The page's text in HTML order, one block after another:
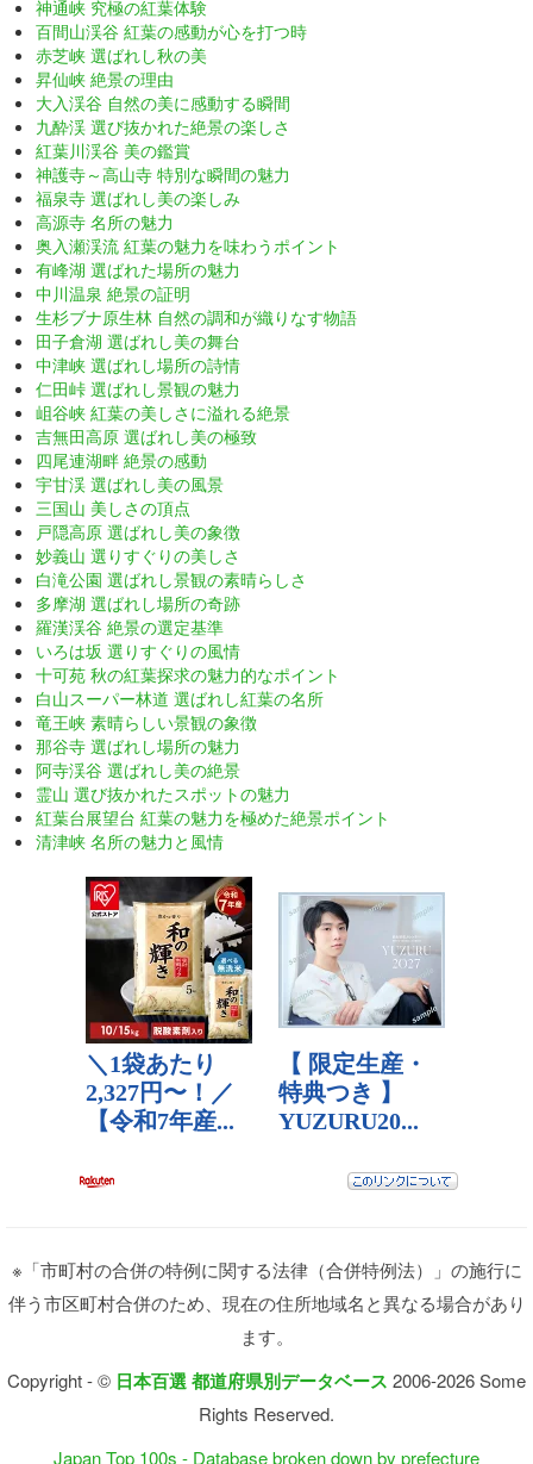
神通峡 究極の紅葉体験
百間山渓谷 紅葉の感動が心を打つ時
赤芝峡 選ばれし秋の美
昇仙峡 絶景の理由
大入渓谷 自然の美に感動する瞬間
九酔渓 選び抜かれた絶景の楽しさ
紅葉川渓谷 美の鑑賞
神護寺～高山寺 特別な瞬間の魅力
福泉寺 選ばれし美の楽しみ
高源寺 名所の魅力
奥入瀬渓流 紅葉の魅力を味わうポイント
有峰湖 選ばれた場所の魅力
中川温泉 絶景の証明
生杉ブナ原生林 自然の調和が織りなす物語
田子倉湖 選ばれし美の舞台
中津峡 選ばれし場所の詩情
仁田峠 選ばれし景観の魅力
岨谷峡 紅葉の美しさに溢れる絶景
吉無田高原 選ばれし美の極致
四尾連湖畔 絶景の感動
宇甘渓 選ばれし美の風景
三国山 美しさの頂点
戸隠高原 選ばれし美の象徴
妙義山 選りすぐりの美しさ
白滝公園 選ばれし景観の素晴らしさ
多摩湖 選ばれし場所の奇跡
羅漢渓谷 絶景の選定基準
いろは坂 選りすぐりの風情
十可苑 秋の紅葉探求の魅力的なポイント
白山スーパー林道 選ばれし紅葉の名所
竜王峡 素晴らしい景観の象徴
那谷寺 選ばれし場所の魅力
阿寺渓谷 選ばれし美の絶景
霊山 選び抜かれたスポットの魅力
紅葉台展望台 紅葉の魅力を極めた絶景ポイント
清津峡 名所の魅力と風情
※「市町村の合併の特例に関する法律（合併特例法）」の施行に
伴う市区町村合併のため、現在の住所地域名と異なる場合があり
ます。
Copyright - © 日本百選 都道府県別データベース 2006-2026 Some
Rights Reserved.
Japan Top 100s - Database broken down by prefecture